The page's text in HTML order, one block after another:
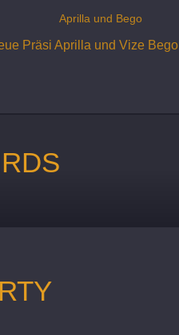
Aprilla und Bego
Präsi Aprilla und Vize